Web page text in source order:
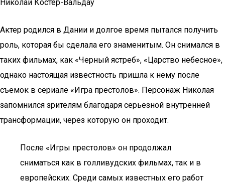
Николай Костер-Вальдау
Актер родился в Дании и долгое время пытался получить
роль, которая бы сделала его знаменитым. Он снимался в
таких фильмах, как «Черный ястреб», «Царство небесное»,
однако настоящая известность пришла к нему после
съемок в сериале «Игра престолов». Персонаж Николая
запомнился зрителям благодаря серьезной внутренней
трансформации, через которую он проходит.
После «Игры престолов» он продолжал
сниматься как в голливудских фильмах, так и в
европейских. Среди самых известных его работ